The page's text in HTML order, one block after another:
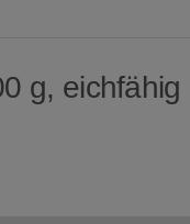
g, eichfähig